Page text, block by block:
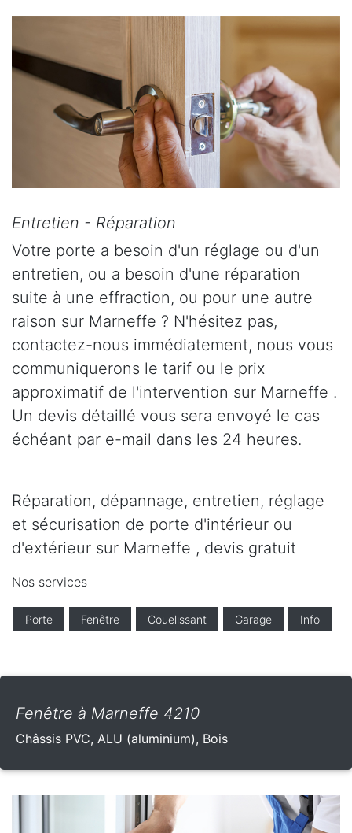
Entretien - Réparation
Votre porte a besoin d'un réglage ou d'un
entretien, ou a besoin d'une réparation
suite à une effraction, ou pour une autre
raison sur Marneffe ? N'hésitez pas,
contactez-nous immédiatement, nous vous
communiquerons le tarif ou le prix
approximatif de l'intervention sur Marneffe .
Un devis détaillé vous sera envoyé le cas
échéant par e-mail dans les 24 heures.
Réparation, dépannage, entretien, réglage
et sécurisation de porte d'intérieur ou
d'extérieur sur Marneffe , devis gratuit
Nos services
Porte Fenêtre Couelissant Garage Info
Fenêtre à Marneffe 4210
Châssis PVC, ALU (aluminium), Bois